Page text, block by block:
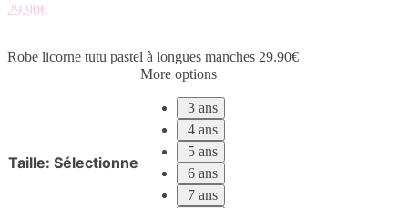
29.90€
Robe licorne tutu pastel à longues manches 29.90€
Taille: Sélectionne
More options
3 ans
4 ans
5 ans
6 ans
7 ans